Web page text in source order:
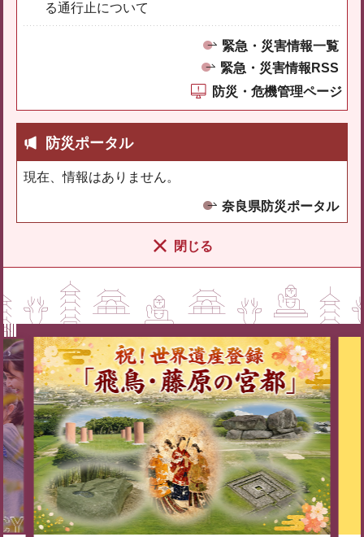
る通行止について
緊急・災害情報一覧
緊急・災害情報RSS
防災・危機管理ページ
防災ポータル
現在、情報はありません。
奈良県防災ポータル
閉じる